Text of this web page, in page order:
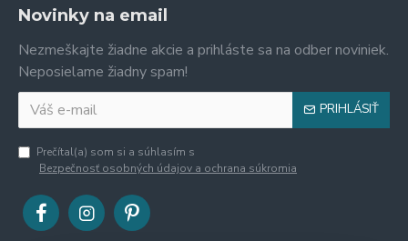
Novinky na email
Nezmeškajte žiadne akcie a prihláste sa na odber noviniek.
Neposielame žiadny spam!
PRIHLÁSIŤ
Prečítal(a) som si a súhlasím s
Bezpečnosť osobných údajov a ochrana súkromia